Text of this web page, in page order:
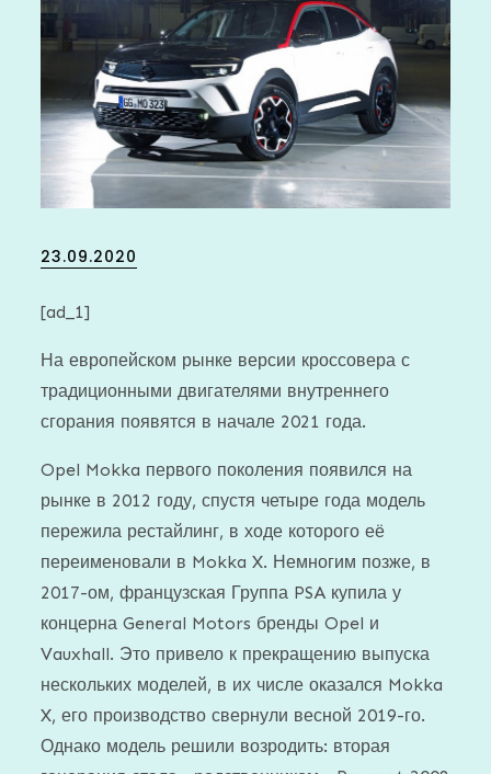
Posted
23.09.2020
[ad_1]
На европейском рынке версии кроссовера с
традиционными двигателями внутреннего
сгорания появятся в начале 2021 года.
Opel Mokka первого поколения появился на
рынке в 2012 году, спустя четыре года модель
пережила рестайлинг, в ходе которого её
переименовали в Mokka X. Немногим позже, в
2017-ом, французская Группа PSA купила у
концерна General Motors бренды Opel и
Vauxhall. Это привело к прекращению выпуска
нескольких моделей, в их числе оказался Mokka
X, его производство свернули весной 2019-го.
Однако модель решили возродить: вторая